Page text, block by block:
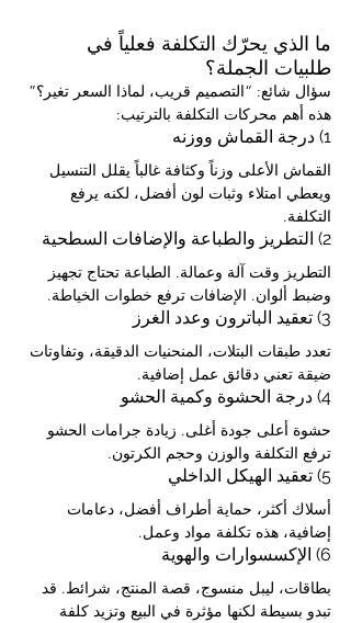
ما الذي يحرّك التكلفة فعلياً في
طلبيات الجملة؟
سؤال شائع: “التصميم قريب، لماذا السعر تغير؟”
هذه أهم محركات التكلفة بالترتيب:
1) درجة القماش ووزنه
القماش الأعلى وزناً وكثافة غالباً يقلل التنسيل
ويعطي امتلاء وثبات لون أفضل، لكنه يرفع
التكلفة.
2) التطريز والطباعة والإضافات السطحية
التطريز وقت آلة وعمالة. الطباعة تحتاج تجهيز
وضبط ألوان. الإضافات ترفع خطوات الخياطة.
3) تعقيد الباترون وعدد الغرز
تعدد طبقات البتلات، المنحنيات الدقيقة، وتفاوتات
ضيقة تعني دقائق عمل إضافية.
4) درجة الحشوة وكمية الحشو
حشوة أعلى جودة أغلى. زيادة جرامات الحشو
ترفع التكلفة والوزن وحجم الكرتون.
5) تعقيد الهيكل الداخلي
أسلاك أكثر، حماية أطراف أفضل، دعامات
إضافية، هذه تكلفة مواد وعمل.
6) الإكسسوارات والهوية
بطاقات، ليبل منسوج، قصة المنتج، شرائط. قد
تبدو بسيطة لكنها مؤثرة في البيع وتزيد كلفة